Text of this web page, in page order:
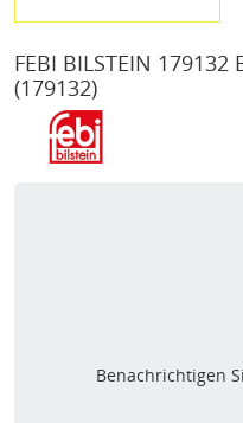
FEBI BILSTEIN
(179132)
Benachrichtigen